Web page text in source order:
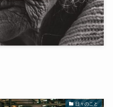
日々のこと